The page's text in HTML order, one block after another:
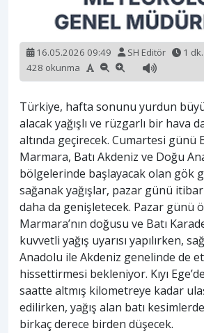
16.05.2026 09:49 SH Editör
1
428 okunma
Türkiye, hafta sonunu yurdun
alacak yağışlı ve rüzgarlı bir hava
altında geçirecek. Cumartesi günü
Marmara, Batı Akdeniz ve Doğu
bölgelerinde başlayacak olan gök
sağanak yağışlar, pazar günü
daha da genişletecek. Pazar günü
Marmara’nın doğusu ve Batı
kuvvetli yağış uyarısı yapılırken,
Anadolu ile Akdeniz genelinde de
hissettirmesi bekleniyor. Kıyı
saatte altmış kilometreye kadar
edilirken, yağış alan batı kesimlerde
birkaç derece birden düşecek.